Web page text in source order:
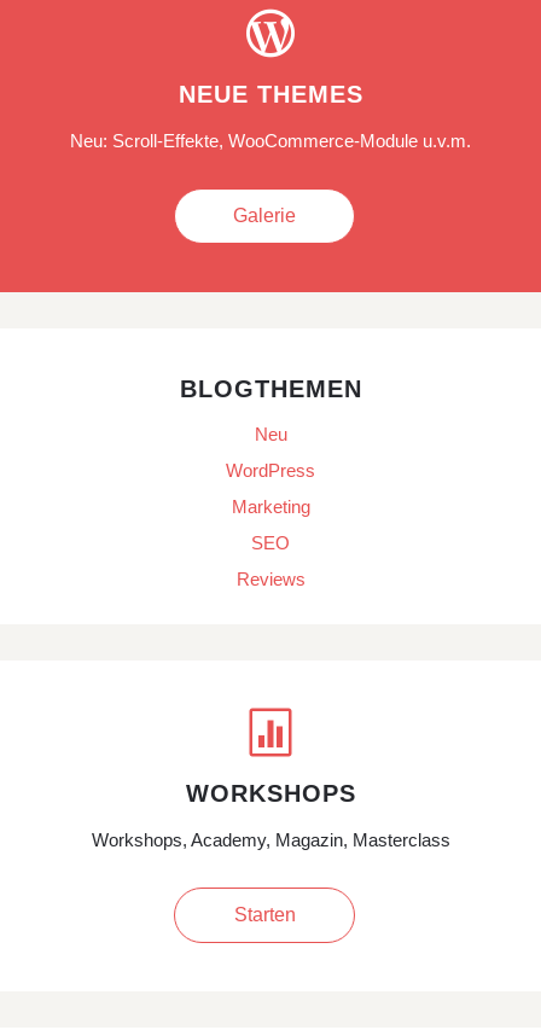

NEUE THEMES
Neu: Scroll-Effekte, WooCommerce-Module u.v.m.
Galerie
BLOGTHEMEN
Neu
WordPress
Marketing
SEO
Reviews

WORKSHOPS
Workshops, Academy, Magazin, Masterclass
Starten